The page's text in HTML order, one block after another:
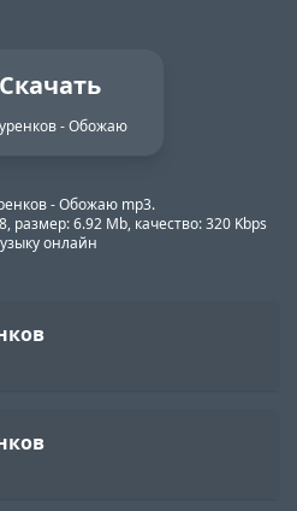
Скачать
- Обожаю
- Обожаю mp3.
размер: 6.92 Mb, качество: 320 Kbps
онлайн